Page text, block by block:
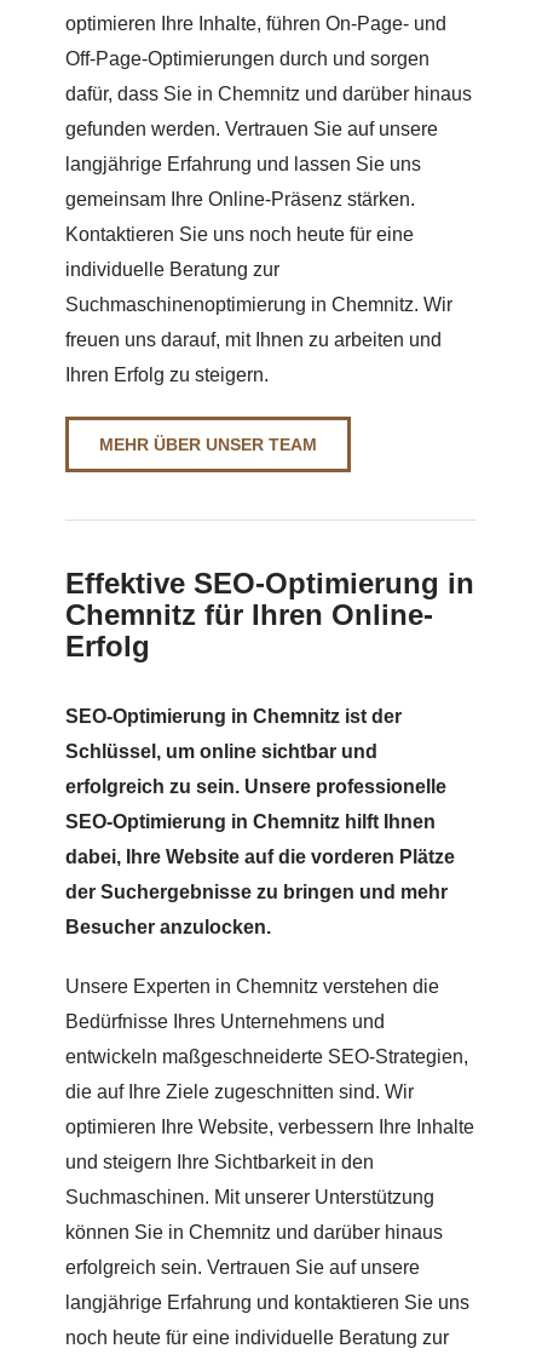
optimieren Ihre Inhalte, führen On-Page- und
Off-Page-Optimierungen durch und sorgen
dafür, dass Sie in Chemnitz und darüber hinaus
gefunden werden. Vertrauen Sie auf unsere
langjährige Erfahrung und lassen Sie uns
gemeinsam Ihre Online-Präsenz stärken.
Kontaktieren Sie uns noch heute für eine
individuelle Beratung zur
Suchmaschinenoptimierung in Chemnitz. Wir
freuen uns darauf, mit Ihnen zu arbeiten und
Ihren Erfolg zu steigern.
MEHR ÜBER UNSER TEAM
Effektive SEO-Optimierung in
Chemnitz für Ihren Online-
Erfolg
SEO-Optimierung in Chemnitz ist der
Schlüssel, um online sichtbar und
erfolgreich zu sein. Unsere professionelle
SEO-Optimierung in Chemnitz hilft Ihnen
dabei, Ihre Website auf die vorderen Plätze
der Suchergebnisse zu bringen und mehr
Besucher anzulocken.
Unsere Experten in Chemnitz verstehen die
Bedürfnisse Ihres Unternehmens und
entwickeln maßgeschneiderte SEO-Strategien,
die auf Ihre Ziele zugeschnitten sind. Wir
optimieren Ihre Website, verbessern Ihre Inhalte
und steigern Ihre Sichtbarkeit in den
Suchmaschinen. Mit unserer Unterstützung
können Sie in Chemnitz und darüber hinaus
erfolgreich sein. Vertrauen Sie auf unsere
langjährige Erfahrung und kontaktieren Sie uns
noch heute für eine individuelle Beratung zur